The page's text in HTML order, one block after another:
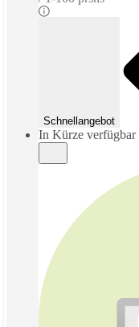
Schnellangebot
In Kürze verfügbar